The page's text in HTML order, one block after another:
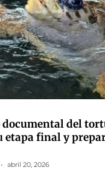
del
etapa final y
abril 20, 2026